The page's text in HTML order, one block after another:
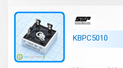
KBPC5010